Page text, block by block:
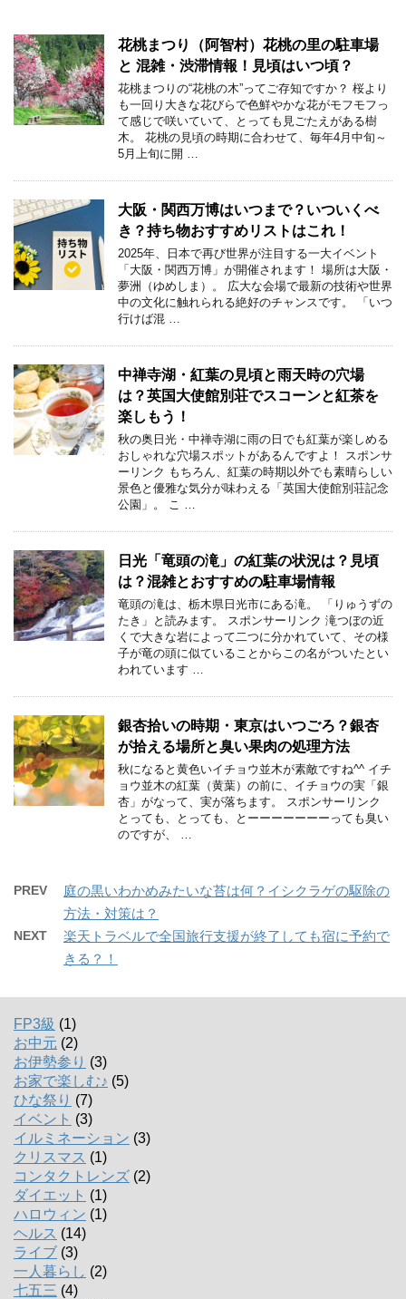
花桃まつり（阿智村）花桃の里の駐車場
と 混雑・渋滞情報！見頃はいつ頃？
花桃まつりの“花桃の木”ってご存知ですか？ 桜より
も一回り大きな花びらで色鮮やかな花がモフモフっ
て感じで咲いていて、とっても見ごたえがある樹
木。 花桃の見頃の時期に合わせて、毎年4月中旬～
5月上旬に開 …
大阪・関西万博はいつまで？いついくべ
き？持ち物おすすめリストはこれ！
2025年、日本で再び世界が注目する一大イベント
「大阪・関西万博」が開催されます！ 場所は大阪・
夢洲（ゆめしま）。 広大な会場で最新の技術や世界
中の文化に触れられる絶好のチャンスです。 「いつ
行けば混 …
中禅寺湖・紅葉の見頃と雨天時の穴場
は？英国大使館別荘でスコーンと紅茶を
楽しもう！
秋の奥日光・中禅寺湖に雨の日でも紅葉が楽しめる
おしゃれな穴場スポットがあるんですよ！ スポンサ
ーリンク もちろん、紅葉の時期以外でも素晴らしい
景色と優雅な気分が味わえる「英国大使館別荘記念
公園」。 こ …
日光「竜頭の滝」の紅葉の状況は？見頃
は？混雑とおすすめの駐車場情報
竜頭の滝は、栃木県日光市にある滝。 「りゅうずの
たき」と読みます。 スポンサーリンク 滝つぼの近
くで大きな岩によって二つに分かれていて、その様
子が竜の頭に似ていることからこの名がついたとい
われています …
銀杏拾いの時期・東京はいつごろ？銀杏
が拾える場所と臭い果肉の処理方法
秋になると黄色いイチョウ並木が素敵ですね^^ イチ
ョウ並木の紅葉（黄葉）の前に、イチョウの実「銀
杏」がなって、実が落ちます。 スポンサーリンク
とっても、とっても、とーーーーーーーっても臭い
のですが、 …
PREV
庭の黒いわかめみたいな苔は何？イシクラゲの駆除の
方法・対策は？
NEXT
楽天トラベルで全国旅行支援が終了しても宿に予約で
きる？！
FP3級 (1)
お中元 (2)
お伊勢参り (3)
お家で楽しむ♪ (5)
ひな祭り (7)
イベント (3)
イルミネーション (3)
クリスマス (1)
コンタクトレンズ (2)
ダイエット (1)
ハロウィン (1)
ヘルス (14)
ライブ (3)
一人暮らし (2)
七五三 (4)